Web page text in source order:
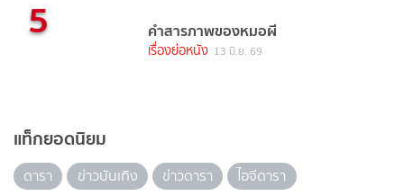
5 คำสารภาพของหมอผี
เรื่องย่อหนัง 13 มิ.ย. 69
แท็กยอดนิยม
ดารา ข่าวบันเทิง ข่าวดารา
ไอจีดารา